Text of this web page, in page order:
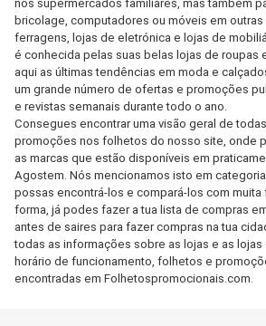
nos supermercados familiares, mas também
bricolage, computadores ou móveis em
ferragens, lojas de eletrónica e lojas de
é conhecida pelas suas belas lojas de roupas
aqui as últimas tendências em moda e
um grande número de ofertas e promoções
e revistas semanais durante todo o ano.
Consegues encontrar uma visão geral de
promoções nos folhetos do nosso site, onde
as marcas que estão disponíveis em
Agostem. Nós mencionamos isto em
possas encontrá-los e compará-los com
forma, já podes fazer a tua lista de compras
antes de saires para fazer compras na tua
todas as informações sobre as lojas e as lojas
horário de funcionamento, folhetos e
encontradas em Folhetospromocionais.com.